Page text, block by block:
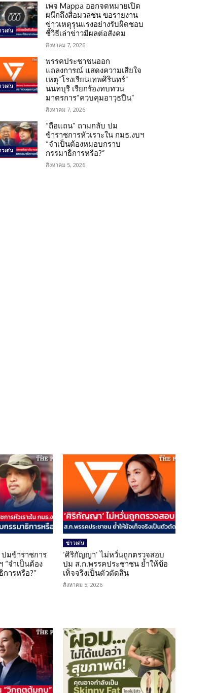
เด่น
เพจ Mappa ออกจดหมายเปิด
ผนึกถึงสื่อมวลชน ขอรายงาน
ข่าวเหตุรุนแรงอย่างรับผิดชอบ
ชี้วิธีเล่าข่าวมีผลต่อสังคม
สิงหาคม 7, 2026
เด่น
พรรคประชาชนออก
แถลงการณ์ แสดงความเสียใจ
เหตุ”โรงเรียนเทพศิรินทร์”
นนทบุรี เรียกร้องทบทวน
มาตรการ”ควบคุมอาวุธปืน”
สิงหาคม 7, 2026
เด่น
“ถือแถน” ถามกลับ ปม
ข้าราชการหัวเราะใน กมธ.งบฯ
“จำเป็นต้องหมอบกราบ
กรรมาธิการหรือ?”
สิงหาคม 5, 2026
มข้าราชการ
“จำเป็นต้อง
ารหรือ?”
ข่าวเด่น
‘ศิริกัญญา’ ไม่หวั่นถูกตรวจสอบ
ปม ส.ก.พรรคประชาชน ย้ำให้ข้อ
เท็จจริงเป็นตัวตัดสิน
สิงหาคม 5, 2026